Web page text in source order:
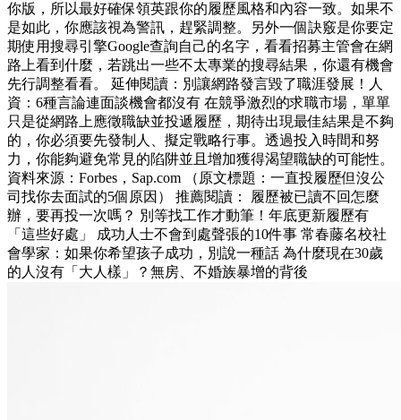
你版，所以最好確保領英跟你的履歷風格和內容一致。如果不
是如此，你應該視為警訊，趕緊調整。另外一個訣竅是你要定
期使用搜尋引擎Google查詢自己的名字，看看招募主管會在網
路上看到什麼，若跳出一些不太專業的搜尋結果，你還有機會
先行調整看看。 延伸閱讀：別讓網路發言毀了職涯發展！人
資：6種言論連面談機會都沒有 在競爭激烈的求職市場，單單
只是從網路上應徵職缺並投遞履歷，期待出現最佳結果是不夠
的，你必須要先發制人、擬定戰略行事。透過投入時間和努
力，你能夠避免常見的陷阱並且增加獲得渴望職缺的可能性。
資料來源：Forbes，Sap.com （原文標題：一直投履歷但沒公
司找你去面試的5個原因） 推薦閱讀： 履歷被已讀不回怎麼
辦，要再投一次嗎？ 別等找工作才動筆！年底更新履歷有
「這些好處」 成功人士不會到處聲張的10件事 常春藤名校社
會學家：如果你希望孩子成功，別說一種話 為什麼現在30歲
的人沒有「大人樣」？無房、不婚族暴增的背後